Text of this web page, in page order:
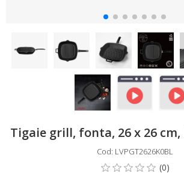
Tigaie grill, fonta, 26 x 26 cm,
Cod: LVPGT2626K0BL